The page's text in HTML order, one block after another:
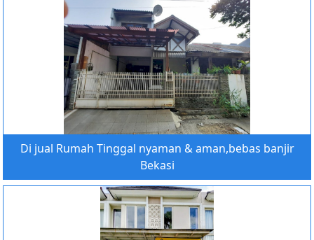
Di jual Rumah Tinggal nyaman & aman,bebas banjir
Bekasi